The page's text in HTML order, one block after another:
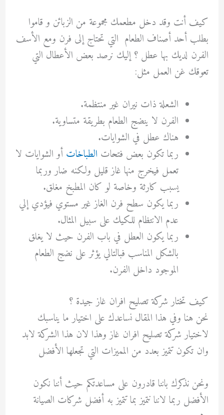
كيف أنت وقد دخل مطعمك مجموعة من الزبائن و قاموا
بطلب أحد أصناف الطعام التي تحتاج إلى فرن ومع الأسف
الفرن لديك بها عطل ؟ إليك نرصد بعض الأعطال التي
تعوقك غن العمل مثل:
الشعلة ذات نيران غير منتظمة.
الفرن لا ينضج الطعام بطريقة متساوية.
هناك عطل في الشوايات.
ربما تكون بعض فتحات الطباخات أو الشوايات لا
تعمل فيخرج منها غاز قليل ولكنه ضار وربما
يسبب كارثة وخاصة لو كان المطبخ مغلق.
ربما يكون سطح فرن الغاز غير مستوي فيؤدي إلي
عدم الانتظام للكيك على سبيل المثال.
ربما يكون العطل في باب الفرن حيث لا يغلق
بالشكل المناسب فبالتالي يؤثر على نضج الطعام
الموجود داخل الفرن.
كيف تختار شركةتصليح افران غاز جيدة ؟
نحن هنا وفي هذا المقال نساعدك على اختيار ما يناسبك
لاختيار شركةتصليح افران غازوهذا لان هذا الشركة لابد
وان تكون تتميز بعدد من المميزات التي تجعلها الأفضل
ونحن نذكرك باننا قادرون على مساعدتكم حيث أننا نكون
الأفضل ربما لاننا نتميز بما تتميز به أفضل شركات الصيانة